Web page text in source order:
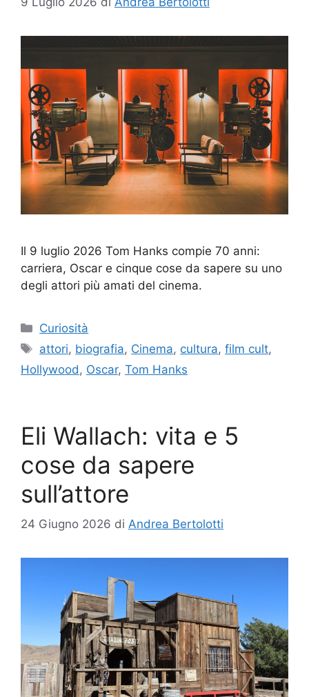
Il 9 luglio 2026 Tom Hanks compie 70 anni:
carriera, Oscar e cinque cose da sapere su uno
degli attori più amati del cinema.
Categorie
Curiosità
Tag
attori, biografia, Cinema, cultura,film cult,
Hollywood , Oscar, Tom Hanks
Eli Wallach: vita e 5
cose da sapere
sull’attore
24 Giugno 2026 di Andrea Bertolotti